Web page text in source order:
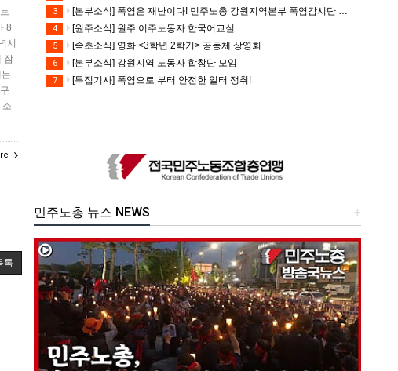
8
시
잠
소
록
3 [본부소식] 폭염은 재난이다! 민주노총 강원지역본부 폭염감시단 선포 기자회견
4 [원주소식] 원주 이주노동자 한국어교실
5 [속초소식] 영화 <3학년 2학기> 공동체 상영회
6 [본부소식] 강원지역 노동자 합창단 모임
7 [특집기사] 폭염으로 부터 안전한 일터 쟁취!
+
민주노총 뉴스 NEWS